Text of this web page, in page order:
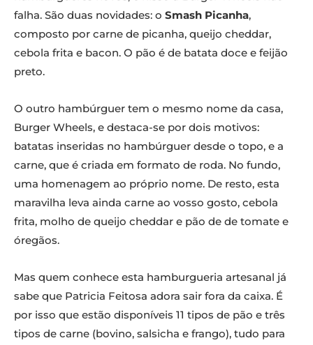
falha. São duas novidades: o Smash Picanha,
composto por carne de picanha, queijo cheddar,
cebola frita e bacon. O pão é de batata doce e feijão
preto.
O outro hambúrguer tem o mesmo nome da casa,
Burger Wheels, e destaca-se por dois motivos:
batatas inseridas no hambúrguer desde o topo, e a
carne, que é criada em formato de roda. No fundo,
uma homenagem ao próprio nome. De resto, esta
maravilha leva ainda carne ao vosso gosto, cebola
frita, molho de queijo cheddar e pão de de tomate e
óregãos.
Mas quem conhece esta hamburgueria artesanal já
sabe que Patricia Feitosa adora sair fora da caixa. É
por isso que estão disponíveis 11 tipos de pão e três
tipos de carne (bovino, salsicha e frango), tudo para